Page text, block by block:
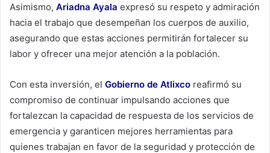
Asimismo, Ariadna Ayala expresó su respeto y admiración
hacia el trabajo que desempeñan los cuerpos de auxilio,
asegurando que estas acciones permitirán fortalecer su
labor y ofrecer una mejor atención a la población.
Con esta inversión, el Gobierno de Atlixco reafirmó su
compromiso de continuar impulsando acciones que
fortalezcan la capacidad de respuesta de los servicios de
emergencia y garanticen mejores herramientas para
quienes trabajan en favor de la seguridad y protección de